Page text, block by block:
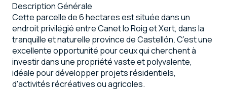
Description Générale
Cette parcelle de 6 hectares est située dans un
endroit privilégié entre Canet lo Roig et Xert, dans la
tranquille et naturelle province de Castellón. C’est une
excellente opportunité pour ceux qui cherchent à
investir dans une propriété vaste et polyvalente,
idéale pour développer projets résidentiels,
d'activités récréatives ou agricoles.